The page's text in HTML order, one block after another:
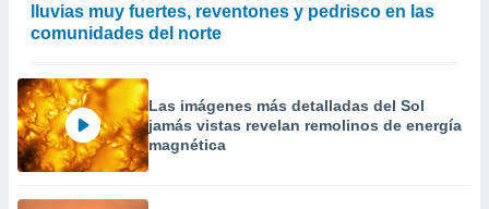
lluvias muy fuertes, reventones y pedrisco en las
comunidades del norte
Las imágenes más detalladas del Sol
jamás vistas revelan remolinos de energía
magnética